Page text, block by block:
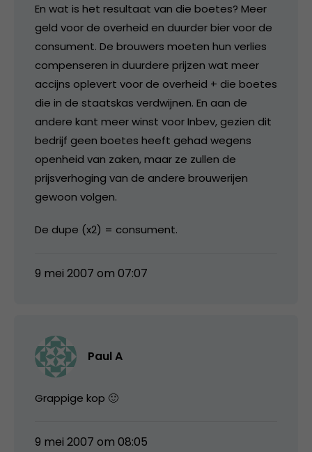
En wat is het resultaat van die boetes? Meer
geld voor de overheid en duurder bier voor de
consument. De brouwers moeten hun verlies
compenseren in duurdere prijzen wat meer
accijns oplevert voor de overheid + die boetes
die in de staatskas verdwijnen. En aan de
andere kant meer winst voor Inbev, gezien dit
bedrijf geen boetes heeft gehad wegens
openheid van zaken, maar ze zullen de
prijsverhoging van de andere brouwerijen
gewoon volgen.
De dupe (x2) = consument.
9 mei 2007 om 07:07
Paul A
Grappige kop 🙂
9 mei 2007 om 08:05